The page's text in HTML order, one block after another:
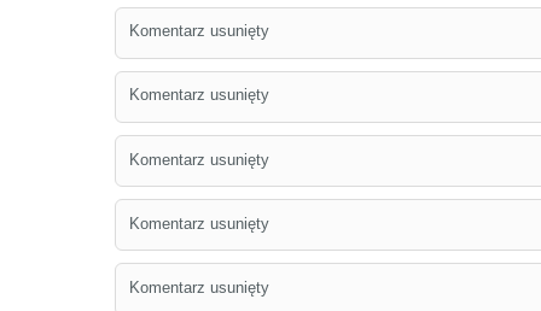
Komentarz usunięty
Komentarz usunięty
Komentarz usunięty
Komentarz usunięty
Komentarz usunięty